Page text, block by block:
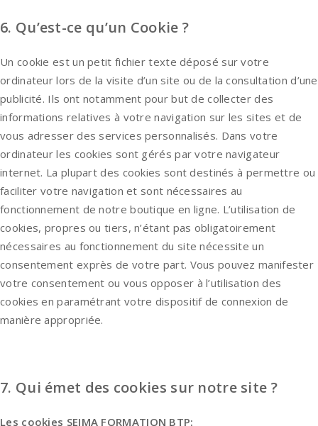
6. Qu’est-ce qu’un Cookie ?
Un cookie est un petit fichier texte déposé sur votre
ordinateur lors de la visite d’un site ou de la consultation d’une
publicité. Ils ont notamment pour but de collecter des
informations relatives à votre navigation sur les sites et de
vous adresser des services personnalisés. Dans votre
ordinateur les cookies sont gérés par votre navigateur
internet. La plupart des cookies sont destinés à permettre ou
faciliter votre navigation et sont nécessaires au
fonctionnement de notre boutique en ligne. L’utilisation de
cookies, propres ou tiers, n’étant pas obligatoirement
nécessaires au fonctionnement du site nécessite un
consentement exprès de votre part. Vous pouvez manifester
votre consentement ou vous opposer à l’utilisation des
cookies en paramétrant votre dispositif de connexion de
manière appropriée.
7. Qui émet des cookies sur notre site ?
Les cookies SEIMA FORMATION BTP: